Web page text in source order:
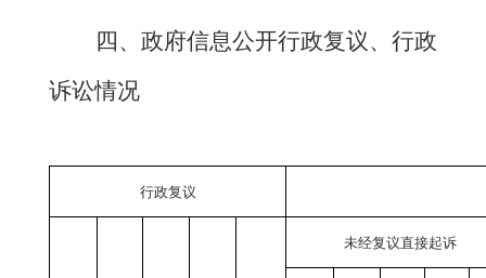
四、政府信息公开行政复议、行政
诉讼情况
行政复议
未经复议直接起诉